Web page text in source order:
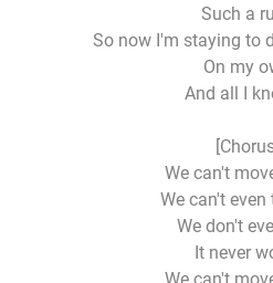
Such a
So now I'm staying to
On my
And all I
We can't
We can't even
We don't
It never